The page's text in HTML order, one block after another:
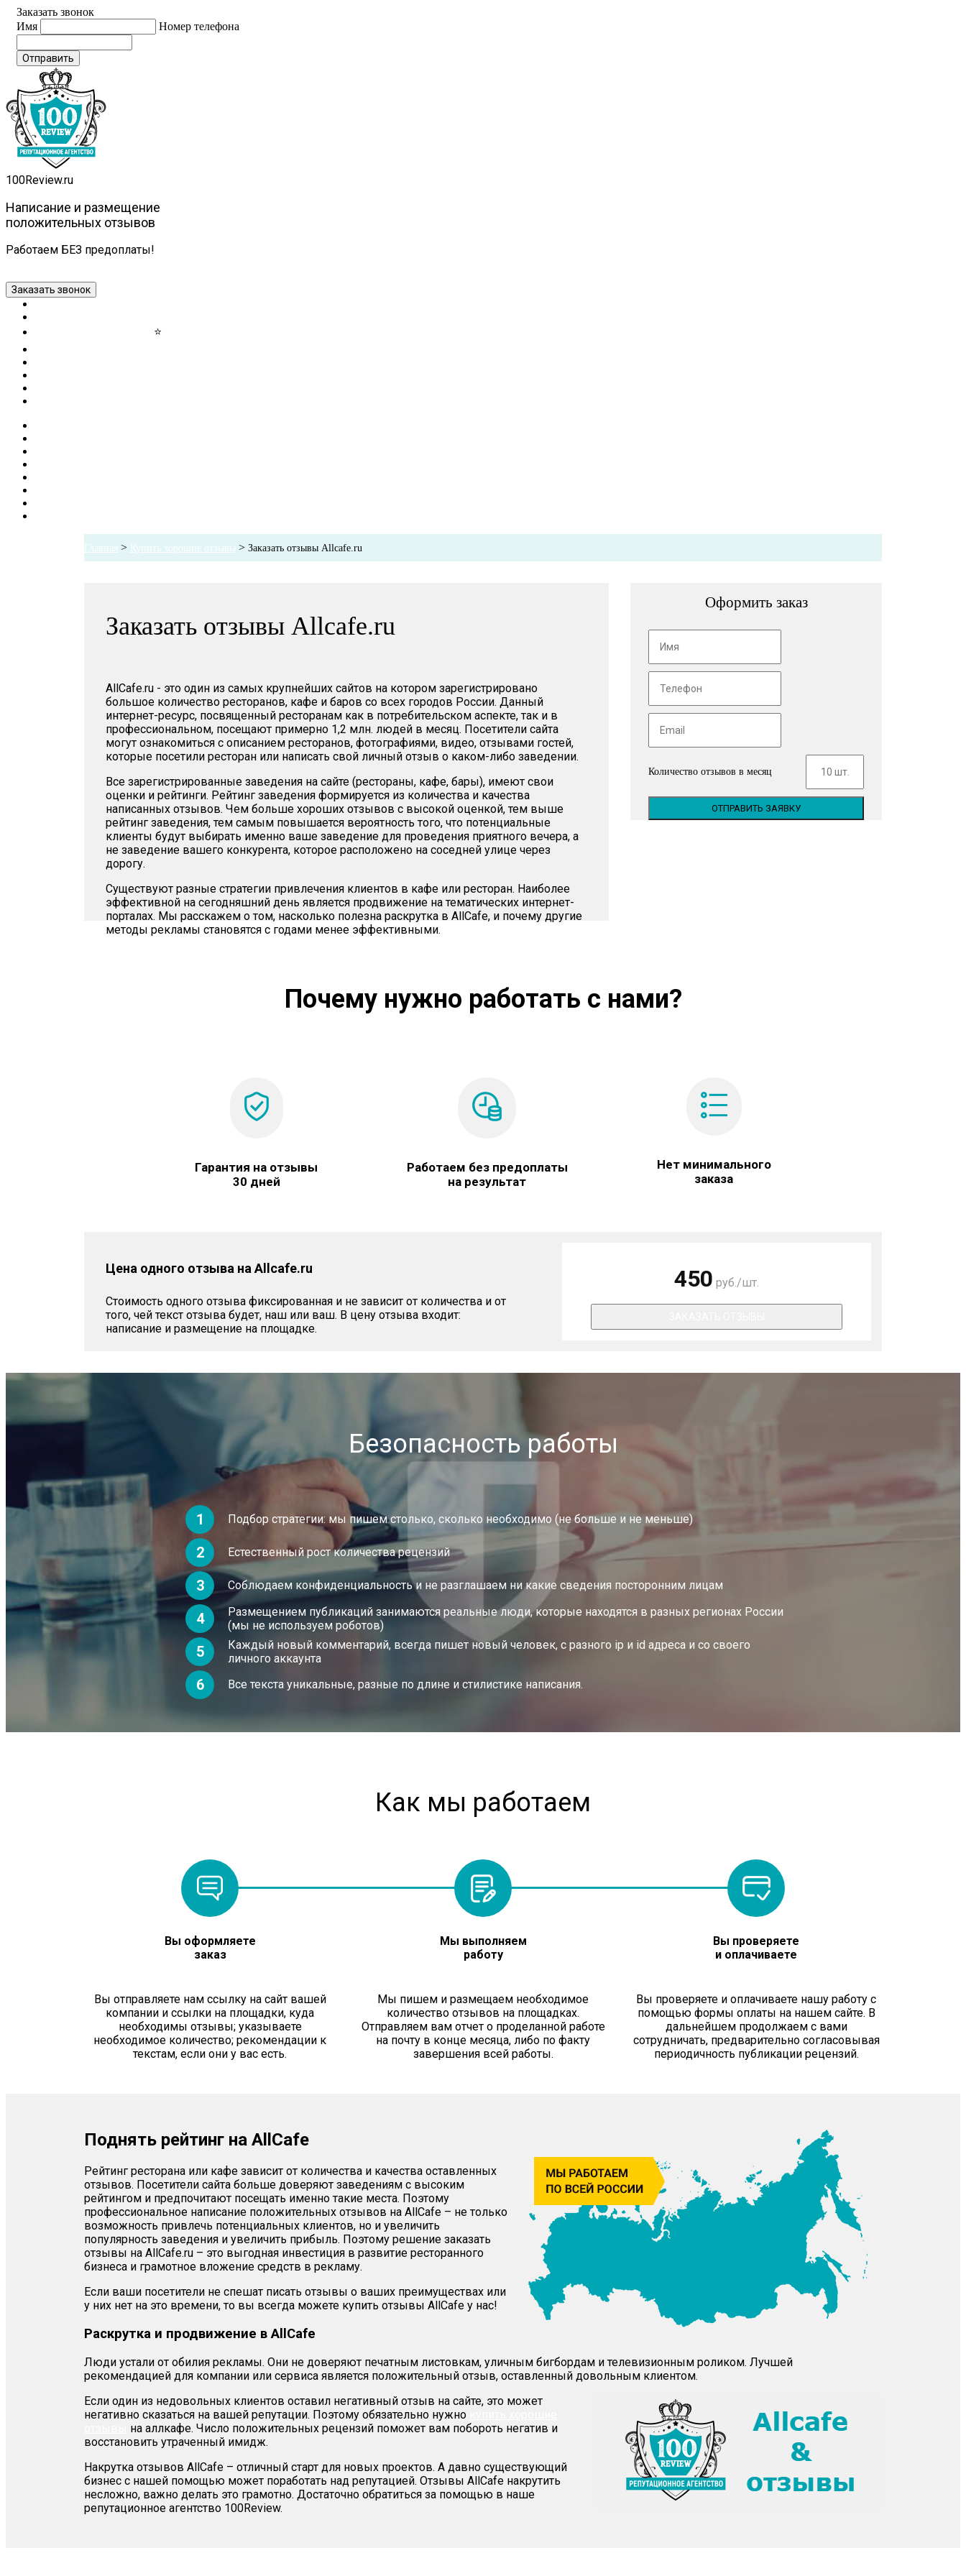
Заказать звонок
Имя
Номер телефона
Отправить
100Review.ru
Написание и размещение
положительных отзывов
Работаем БЕЗ предоплаты!
Заказать звонок
⭐
Главная > Купить хорошие отзывы > Заказать отзывы Allcafe.ru
Заказать отзывы Allcafe.ru
AllCafe.ru - это один из самых крупнейших сайтов на котором зарегистрировано
большое количество ресторанов, кафе и баров со всех городов России. Данный
интернет-ресурс, посвященный ресторанам как в потребительском аспекте, так и в
профессиональном, посещают примерно 1,2 млн. людей в месяц. Посетители сайта
могут ознакомиться с описанием ресторанов, фотографиями, видео, отзывами гостей,
которые посетили ресторан или написать свой личный отзыв о каком-либо заведении.
Все зарегистрированные заведения на сайте (рестораны, кафе, бары), имеют свои
оценки и рейтинги. Рейтинг заведения формируется из количества и качества
написанных отзывов. Чем больше хороших отзывов с высокой оценкой, тем выше
рейтинг заведения, тем самым повышается вероятность того, что потенциальные
клиенты будут выбирать именно ваше заведение для проведения приятного вечера, а
не заведение вашего конкурента, которое расположено на соседней улице через
дорогу.
Существуют разные стратегии привлечения клиентов в кафе или ресторан. Наиболее
эффективной на сегодняшний день является продвижение на тематических интернет-
порталах. Мы расскажем о том, насколько полезна раскрутка в AllCafe, и почему другие
методы рекламы становятся с годами менее эффективными.
Оформить заказ
Количество отзывов в месяц
ОТПРАВИТЬ ЗАЯВКУ
Почему нужно работать с нами?
Гарантия на отзывы
30 дней
Работаем без предоплаты
на результат
Нет минимального
заказа
Цена одного отзыва на Allcafe.ru
Стоимость одного отзыва фиксированная и не зависит от количества и от
того, чей текст отзыва будет, наш или ваш. В цену отзыва входит:
написание и размещение на площадке.
450 руб./шт.
Безопасность работы
1 Подбор стратегии: мы пишем столько, сколько необходимо (не больше и не меньше)
2 Естественный рост количества рецензий
3 Соблюдаем конфиденциальность и не разглашаем ни какие сведения посторонним лицам
4
Размещением публикаций занимаются реальные люди, которые находятся в разных регионах России
(мы не используем роботов)
5
Каждый новый комментарий, всегда пишет новый человек, с разного ip и id адреса и со своего
личного аккаунта
6 Все текста уникальные, разные по длине и стилистике написания.
Как мы работаем
Вы оформляете
заказ
Вы отправляете нам ссылку на сайт вашей
компании и ссылки на площадки, куда
необходимы отзывы; указываете
необходимое количество; рекомендации к
текстам, если они у вас есть.
Мы выполняем
работу
Мы пишем и размещаем необходимое
количество отзывов на площадках.
Отправляем вам отчет о проделанной работе
на почту в конце месяца, либо по факту
завершения всей работы.
Вы проверяете
и оплачиваете
Вы проверяете и оплачиваете нашу работу с
помощью формы оплаты на нашем сайте. В
дальнейшем продолжаем с вами
сотрудничать, предварительно согласовывая
периодичность публикации рецензий.
Поднять рейтинг на AllCafe
Рейтинг ресторана или кафе зависит от количества и качества оставленных
отзывов. Посетители сайта больше доверяют заведениям с высоким
рейтингом и предпочитают посещать именно такие места. Поэтому
профессиональное написание положительных отзывов на AllCafe – не только
возможность привлечь потенциальных клиентов, но и увеличить
популярность заведения и увеличить прибыль. Поэтому решение заказать
отзывы на AllCafe.ru – это выгодная инвестиция в развитие ресторанного
бизнеса и грамотное вложение средств в рекламу.
Если ваши посетители не спешат писать отзывы о ваших преимуществах или
у них нет на это времени, то вы всегда можете купить отзывы AllCafe у нас!
Раскрутка и продвижение в AllCafe
Люди устали от обилия рекламы. Они не доверяют печатным листовкам, уличным бигбордам и телевизионным роликом. Лучшей
рекомендацией для компании или сервиса является положительный отзыв, оставленный довольным клиентом.
Если один из недовольных клиентов оставил негативный отзыв на сайте, это может
негативно сказаться на вашей репутации. Поэтому обязательно нужно
на аллкафе. Число положительных рецензий поможет вам побороть негатив и
восстановить утраченный имидж.
Накрутка отзывов AllCafe – отличный старт для новых проектов. А давно существующий
бизнес с нашей помощью может поработать над репутацией. Отзывы AllCafe накрутить
несложно, важно делать это грамотно. Достаточно обратиться за помощью в наше
репутационное агентство 100Review.